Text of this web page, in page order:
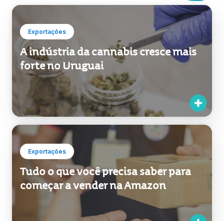
Exportações
A indústria da cannabis cresce mais
forte no Uruguai
Exportações
Tudo o que você precisa saber para
começar a vender na Amazon